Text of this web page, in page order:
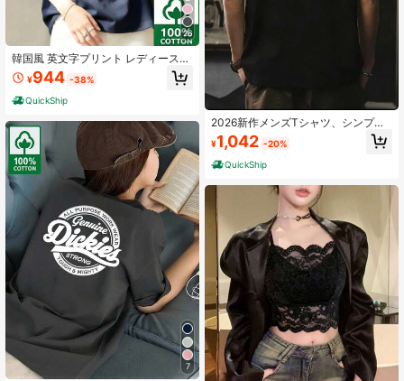
26
韓国風 英文字プリント レディース
綿Tシャツ 半袖 クルーネック カジュ
アル 柔らかい肌触り 通気性抜群 夏
新作 普段着 通勤着 おしゃれデイリ
ーカジュアルトップス
¥944 -38%
QuickShip
7
2026新作メンズTシャツ、シンプル
な黒のプリント、綿100%材料で肌に
YOしく通気性があり刺激が少ないな
い、感のあるデザインですごい雰囲
気、ゆったりとしたシルエットで体
型をカバー、春夏の通常使用いやデ
ート、旅行するに最适
¥1,042 -20%
QuickShip